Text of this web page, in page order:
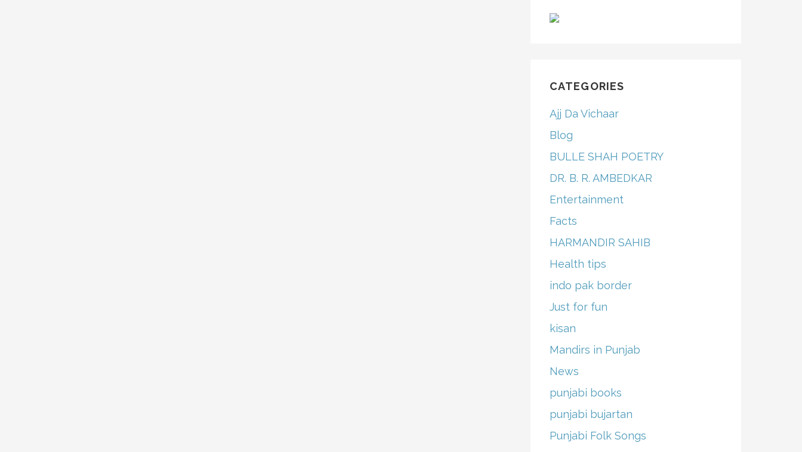
CATEGORIES
Ajj Da Vichaar
Blog
BULLE SHAH POETRY
DR. B. R. AMBEDKAR
Entertainment
Facts
HARMANDIR SAHIB
Health tips
indo pak border
Just for fun
kisan
Mandirs in Punjab
News
punjabi books
punjabi bujartan
Punjabi Folk Songs